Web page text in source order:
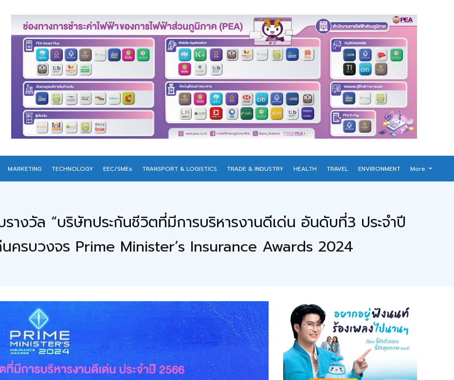
MARKETING TECHNOLOGY EEC/SMEs TRANSPORT & LOGISTICS TRADE & INDUSTRY HEALTH TRAVEL ENVIRONMENT More
างวัล “บริษัทประกันชีวิตที่มีการบริหารงานดีเด่น อันดับที่3 ประจำปี
นครบวงจร Prime Minister’s Insurance Awards 2024